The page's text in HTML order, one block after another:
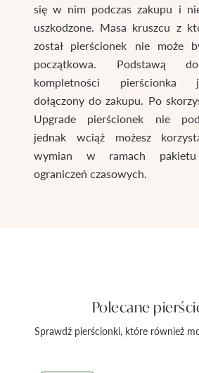
się w nim podczas zakupu i
uszkodzone. Masa kruszcu z
został pierścionek nie może
początkowa. Podstawą
kompletności pierścionka
dołączony do zakupu. Po
Upgrade pierścionek nie
jednak wciąż możesz
wymian w ramach
ograniczeń czasowych.
Polecane
Sprawdź pierścionki, które również